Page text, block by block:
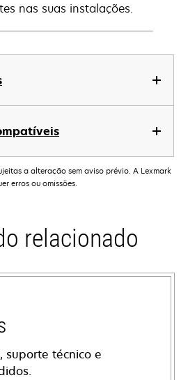
nas suas instalações.
a alteração sem aviso prévio. A Lexmark
erros ou omissões.
relacionado
suporte técnico e